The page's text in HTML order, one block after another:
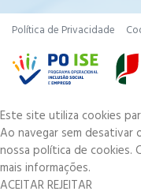
Política de Privacidade
Este site utiliza cookies
Ao navegar sem desativar
nossa política de cookies.
mais informações.
ACEITARREJEITAR